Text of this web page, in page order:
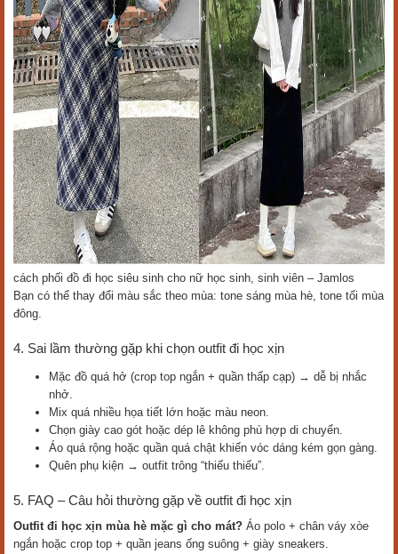
cách phối đồ đi học siêu sinh cho nữ học sinh, sinh viên – Jamlos
Bạn có thể thay đổi màu sắc theo mùa: tone sáng mùa hè, tone tối mùa
đông.
4. Sai lầm thường gặp khi chọn outfit đi học xịn
Mặc đồ quá hở (crop top ngắn + quần thấp cạp) → dễ bị nhắc
nhở.
Mix quá nhiều họa tiết lớn hoặc màu neon.
Chọn giày cao gót hoặc dép lê không phù hợp di chuyển.
Áo quá rộng hoặc quần quá chật khiến vóc dáng kém gọn gàng.
Quên phụ kiện → outfit trông “thiếu thiếu”.
5. FAQ – Câu hỏi thường gặp về outfit đi học xịn
Outfit đi học xịn mùa hè mặc gì cho mát? Áo polo + chân váy xòe
ngắn hoặc crop top + quần jeans ống suông + giày sneakers.